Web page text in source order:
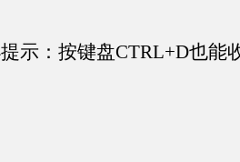
示：按键盘CTRL+D也能